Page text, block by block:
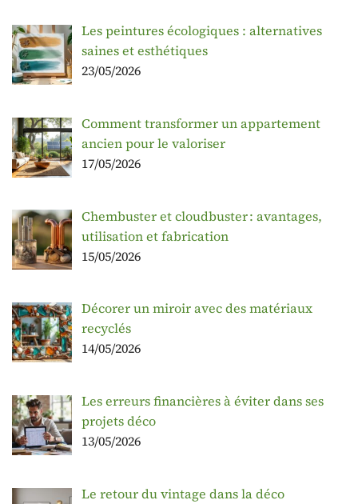
Les peintures écologiques : alternatives
saines et esthétiques
23/05/2026
Comment transformer un appartement
ancien pour le valoriser
17/05/2026
Chembuster et cloudbuster : avantages,
utilisation et fabrication
15/05/2026
Décorer un miroir avec des matériaux
recyclés
14/05/2026
Les erreurs financières à éviter dans ses
projets déco
13/05/2026
Le retour du vintage dans la déco